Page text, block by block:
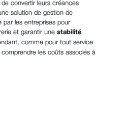
convertir leurs créances
solution de gestion de
par les entreprises pour
et garantir une stabilité
comme pour tout service
les coûts associés à